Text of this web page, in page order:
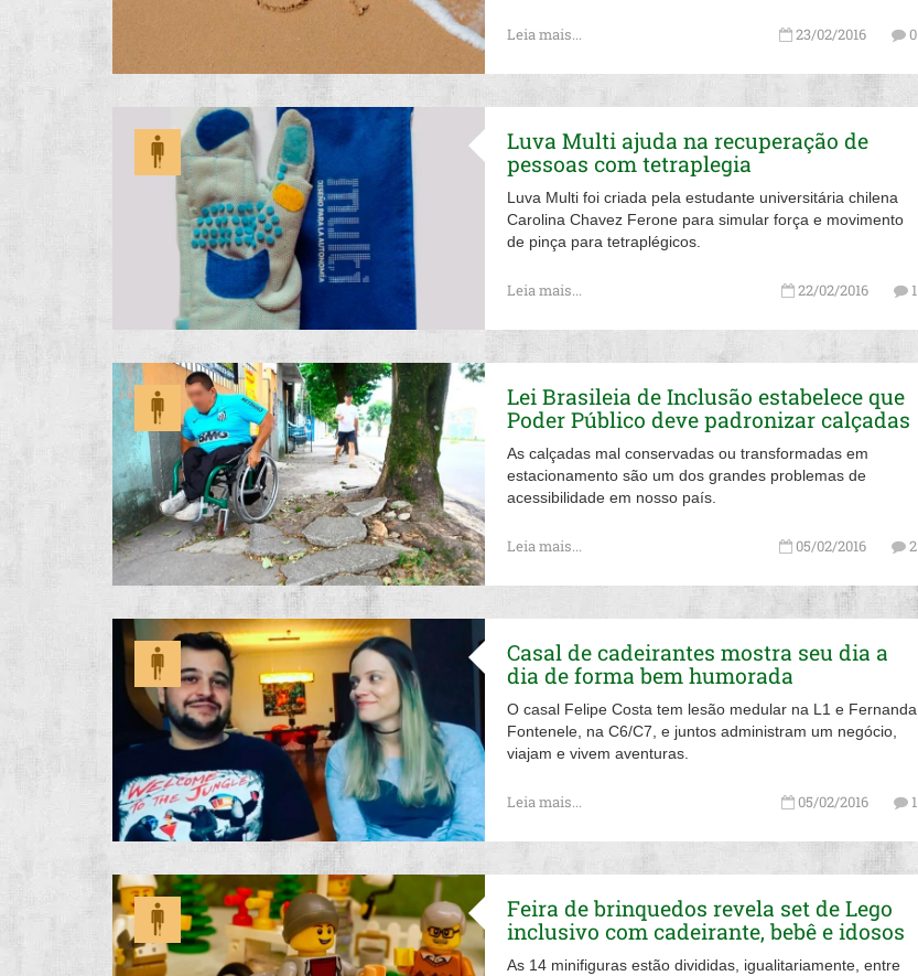
Leia mais... 23/02/2016 0
Luva Multi ajuda na recuperação de
pessoas com tetraplegia
Luva Multi foi criada pela estudante universitária chilena
Carolina Chavez Ferone para simular força e movimento
de pinça para tetraplégicos.
Leia mais... 22/02/2016 1
Lei Brasileia de Inclusão estabelece que
Poder Público deve padronizar calçadas
As calçadas mal conservadas ou transformadas em
estacionamento são um dos grandes problemas de
acessibilidade em nosso país.
Leia mais... 05/02/2016 2
Casal de cadeirantes mostra seu dia a
dia de forma bem humorada
O casal Felipe Costa tem lesão medular na L1 e Fernanda
Fontenele, na C6/C7, e juntos administram um negócio,
viajam e vivem aventuras.
Leia mais... 05/02/2016 1
Feira de brinquedos revela set de Lego
inclusivo com cadeirante, bebê e idosos
As 14 minifiguras estão divididas, igualitariamente, entre